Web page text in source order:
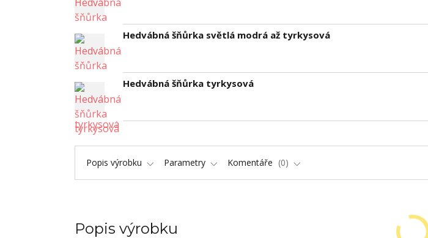
Hedvábná šňůrka světlá modrá až tyrkysová
Hedvábná šňůrka tyrkysová
Popis výrobku Parametry Komentáře 0
Popis výrobku